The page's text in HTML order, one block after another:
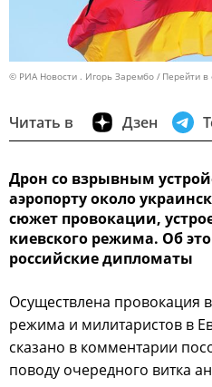
© РИА Новости . Игорь Зарембо Перейти в
Читать в Дзен
Дрон со взрывным
аэропорту около
сюжет провокации,
киевского режима. Об
российские дипломаты
Осуществлена провокация
режима и милитаристов в
сказано в комментарии
поводу очередного витка